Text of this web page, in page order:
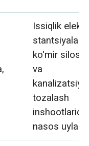
Issiqlik elektr
ko'mir
va
kanalizatsiya
tozalash
inshootlarida
nasos uylari.